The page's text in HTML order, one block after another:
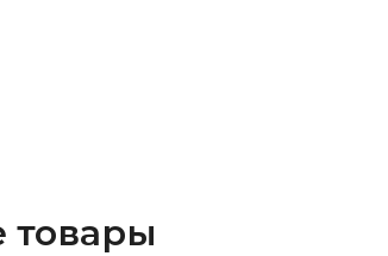
товары